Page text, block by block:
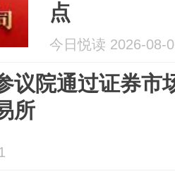
点
今日悦读 2026-08-
议院通过证券市
所